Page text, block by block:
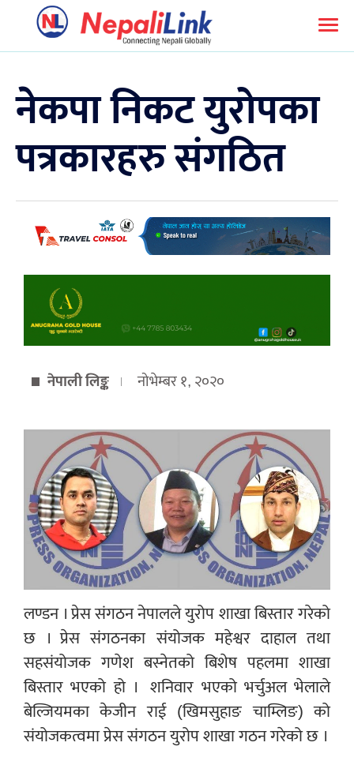
नेकपा निकट युरोपका
पत्रकारहरु संगठित
नेपाली लिङ्क नोभेम्बर १, २०२०
लण्डन । प्रेस संगठन नेपालले युरोप शाखा बिस्तार गरेको
छ । प्रेस संगठनका संयोजक महेश्वर दाहाल तथा
सहसंयोजक गणेश बस्नेतको बिशेष पहलमा शाखा
बिस्तार भएको हो । शनिवार भएको भर्चुअल भेलाले
बेल्जियमका केजीन राई (खिमसुहाङ चाम्लिङ) को
संयोजकत्वमा प्रेस संगठन युरोप शाखा गठन गरेको छ ।